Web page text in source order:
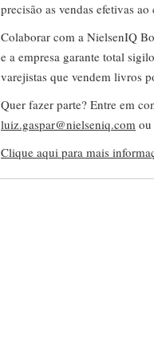
precisão as vendas efetivas
Colaborar com a NielsenIQ
e a empresa garante total
varejistas que vendem livros
Quer fazer parte? Entre em
luiz.gaspar@nielseniq.com
Clique aqui para mais